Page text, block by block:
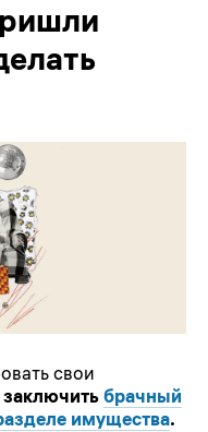
свои
заключить брачный
имущества.